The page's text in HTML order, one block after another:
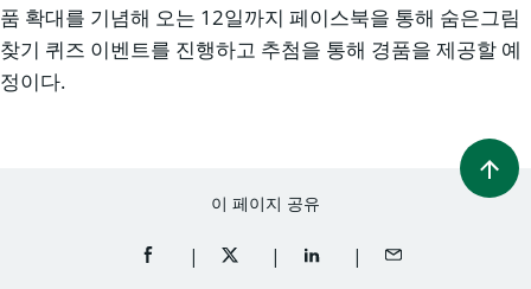
품 확대를 기념해 오는 12일까지 페이스북을 통해 숨은그림
찾기 퀴즈 이벤트를 진행하고 추첨을 통해 경품을 제공할 예
정이다.
이 페이지 공유
FACEBOOK에 공유 (새 창에서 열림)
TWITTER에 공유 (새 창에서 열림)
LINKEDIN에 공유 (새 창에서
이메일로 공유